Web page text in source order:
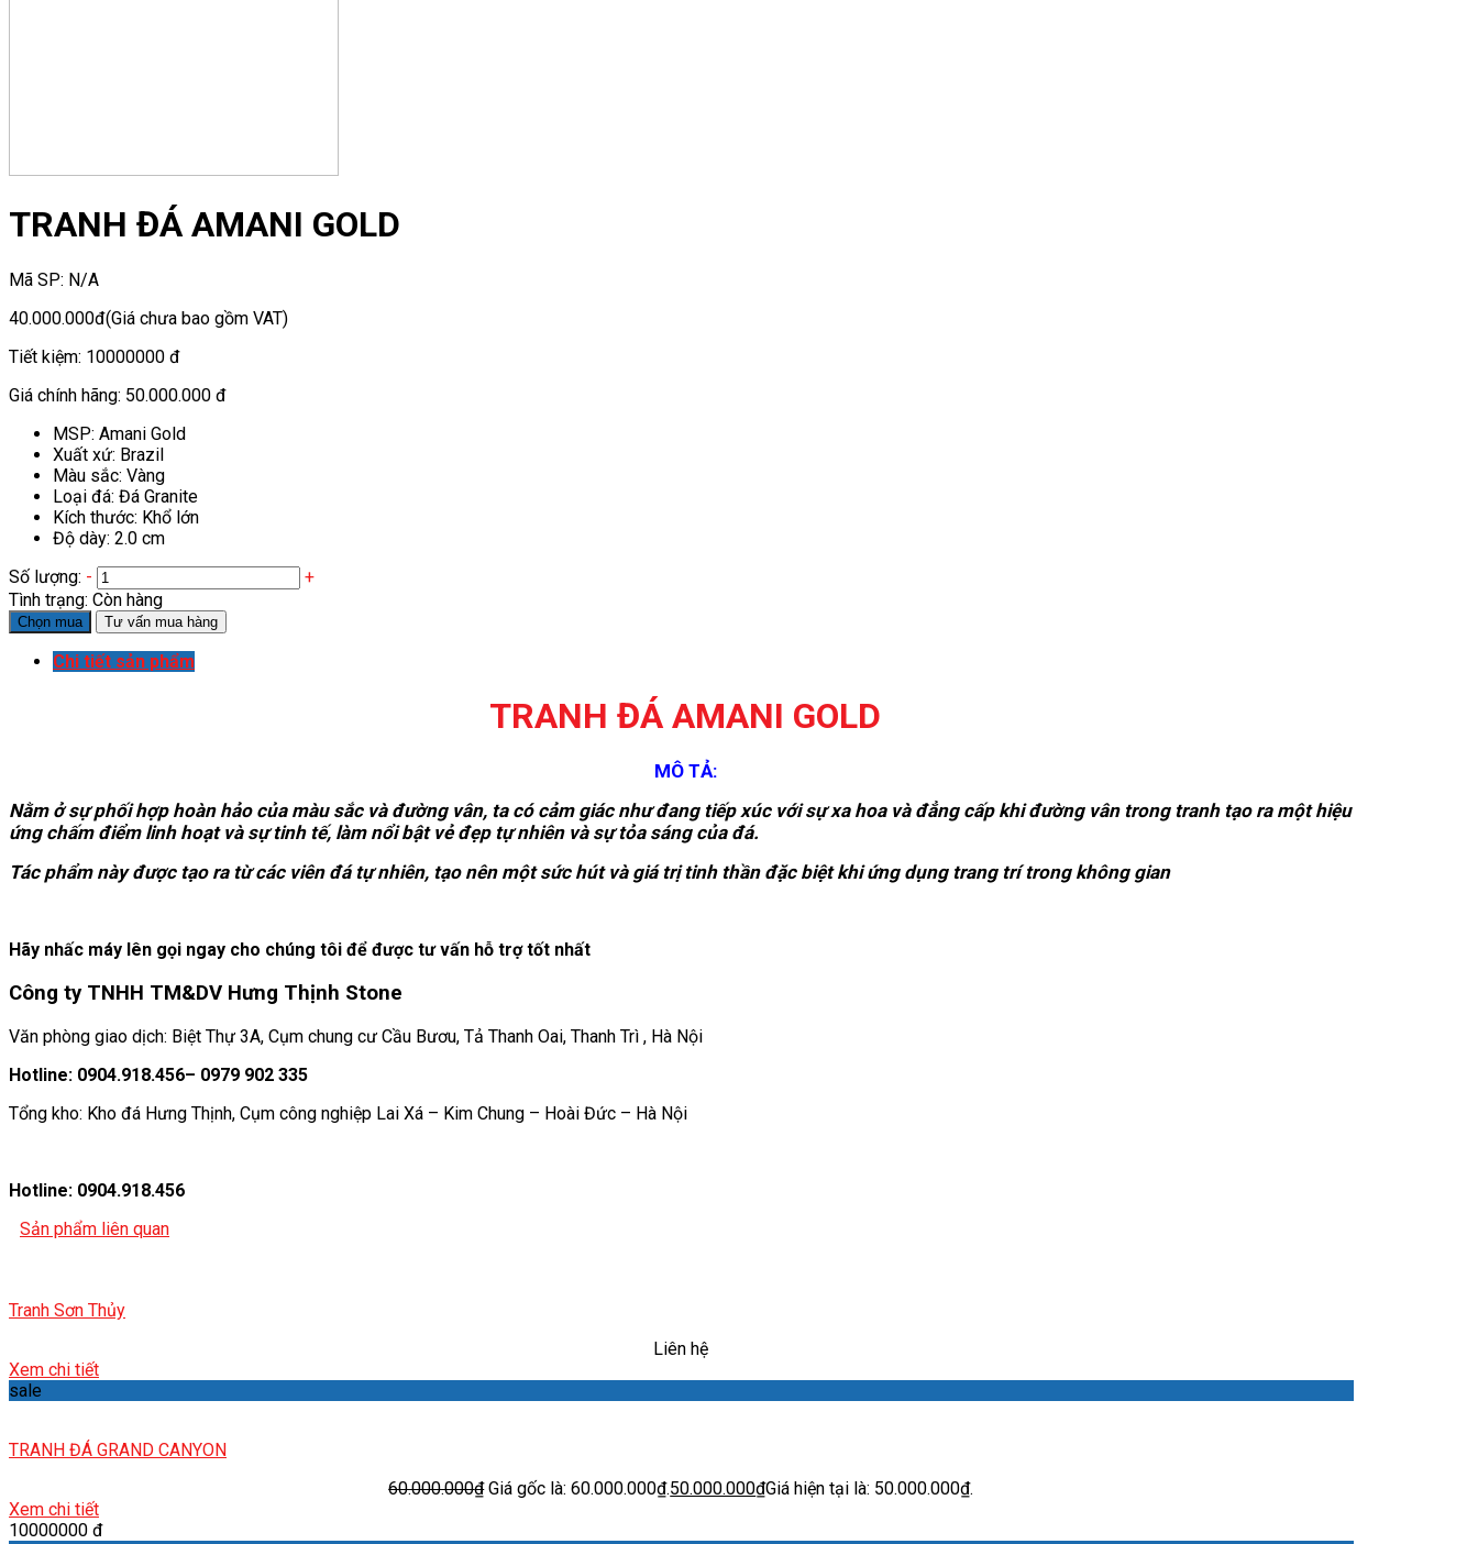
TRANH ĐÁ AMANI GOLD
Mã SP: N/A
40.000.000đ(Giá chưa bao gồm VAT)
Tiết kiệm: 10000000 đ
Giá chính hãng: 50.000.000 đ
MSP: Amani Gold
Xuất xứ: Brazil
Màu sắc: Vàng
Loại đá: Đá Granite
Kích thước: Khổ lớn
Độ dày: 2.0 cm
Số lượng: -
+
Tình trạng: Còn hàng
Chọn mua Tư vấn mua hàng
Chi tiết sản phẩm
TRANH ĐÁ AMANI GOLD
MÔ TẢ:
Nằm ở sự phối hợp hoàn hảo của màu sắc và đường vân, ta có cảm giác như đang tiếp xúc với sự xa hoa và đẳng cấp khi đường vân trong tranh tạo ra một hiệu
ứng chấm điểm linh hoạt và sự tinh tế, làm nổi bật vẻ đẹp tự nhiên và sự tỏa sáng của đá.
Tác phẩm này được tạo ra từ các viên đá tự nhiên, tạo nên một sức hút và giá trị tinh thần đặc biệt khi ứng dụng trang trí trong không gian
Hãy nhấc máy lên gọi ngay cho chúng tôi để được tư vấn hỗ trợ tốt nhất
Công ty TNHH TM&DV Hưng Thịnh Stone
Văn phòng giao dịch: Biệt Thự 3A, Cụm chung cư Cầu Bươu, Tả Thanh Oai, Thanh Trì , Hà Nội
Hotline: 0904.918.456– 0979 902 335
Tổng kho: Kho đá Hưng Thịnh, Cụm công nghiệp Lai Xá – Kim Chung – Hoài Đức – Hà Nội
Hotline: 0904.918.456
Sản phẩm liên quan
Tranh Sơn Thủy
Liên hệ
Xem chi tiết
sale
TRANH ĐÁ GRAND CANYON
60.000.000₫ Giá gốc là: 60.000.000₫.50.000.000₫Giá hiện tại là: 50.000.000₫.
Xem chi tiết
10000000 đ